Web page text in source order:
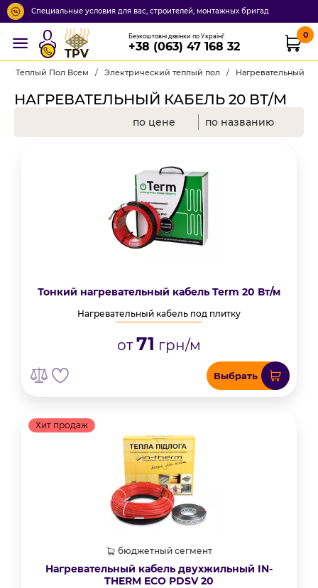
Специальные условия для вас, строителей, монтажных бригад
TPV
Безкоштовні дзвінки по Україні!
+38 (063) 47 168 32
0
Теплый Пол Всем / Электрический теплый пол / Нагревательный
НАГРЕВАТЕЛЬНЫЙ КАБЕЛЬ 20 ВТ/М
по цене по названию
Тонкий нагревательный кабель Term 20 Вт/м
Нагревательный кабель под плитку
от71 грн/м
Выбрать
Хит продаж
бюджетный сегмент
Нагревательный кабель двухжильный IN-
THERM ECO PDSV 20